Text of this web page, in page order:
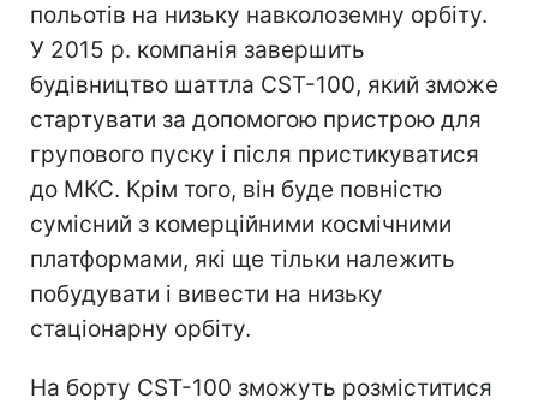
польотів на низьку навколоземну орбіту.
У 2015 р. компанія завершить
будівництво шаттла CST-100, який зможе
стартувати за допомогою пристрою для
групового пуску і після пристикуватися
до МКС. Крім того, він буде повністю
сумісний з комерційними космічними
платформами, які ще тільки належить
побудувати і вивести на низьку
стаціонарну орбіту.
На борту CST-100 зможуть розміститися